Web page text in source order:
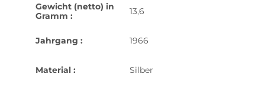
Gewicht (netto) in
Gramm :
13,6
Jahrgang : 1966
Material : Silber